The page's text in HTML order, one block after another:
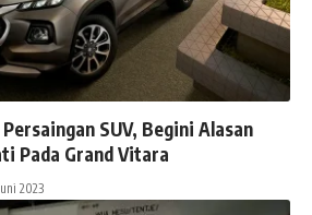
SUV, Begini Alasan
Pada Grand Vitara
2023